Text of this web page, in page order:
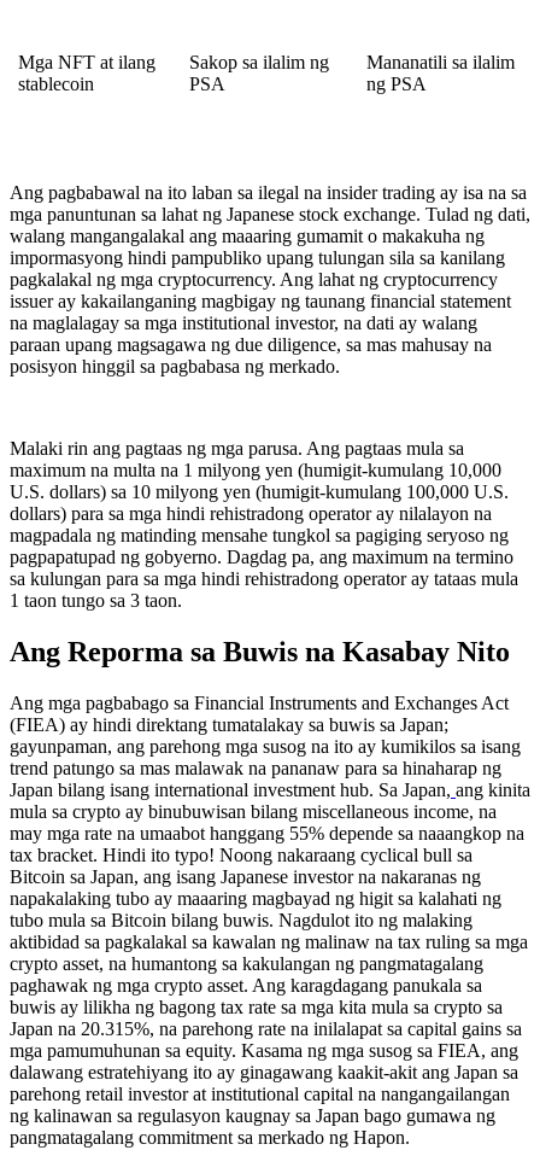
Mga NFT at ilang
stablecoin
Sakop sa ilalim ng
PSA
Mananatili sa ilalim
ng PSA
Ang pagbabawal na ito laban sa ilegal na insider trading ay isa na sa
mga panuntunan sa lahat ng Japanese stock exchange. Tulad ng dati,
walang mangangalakal ang maaaring gumamit o makakuha ng
impormasyong hindi pampubliko upang tulungan sila sa kanilang
pagkalakal ng mga cryptocurrency. Ang lahat ng cryptocurrency
issuer ay kakailanganing magbigay ng taunang financial statement
na maglalagay sa mga institutional investor, na dati ay walang
paraan upang magsagawa ng due diligence, sa mas mahusay na
posisyon hinggil sa pagbabasa ng merkado.
Malaki rin ang pagtaas ng mga parusa. Ang pagtaas mula sa
maximum na multa na 1 milyong yen (humigit-kumulang 10,000
U.S. dollars) sa 10 milyong yen (humigit-kumulang 100,000 U.S.
dollars) para sa mga hindi rehistradong operator ay nilalayon na
magpadala ng matinding mensahe tungkol sa pagiging seryoso ng
pagpapatupad ng gobyerno. Dagdag pa, ang maximum na termino
sa kulungan para sa mga hindi rehistradong operator ay tataas mula
1 taon tungo sa 3 taon.
Ang Reporma sa Buwis na Kasabay Nito
Ang mga pagbabago sa Financial Instruments and Exchanges Act
(FIEA) ay hindi direktang tumatalakay sa buwis sa Japan;
gayunpaman, ang parehong mga susog na ito ay kumikilos sa isang
trend patungo sa mas malawak na pananaw para sa hinaharap ng
Japan bilang isang international investment hub. Sa Japan, ang kinita
mula sa crypto ay binubuwisan bilang miscellaneous income, na
may mga rate na umaabot hanggang 55% depende sa naaangkop na
tax bracket. Hindi ito typo! Noong nakaraang cyclical bull sa
Bitcoin sa Japan, ang isang Japanese investor na nakaranas ng
napakalaking tubo ay maaaring magbayad ng higit sa kalahati ng
tubo mula sa Bitcoin bilang buwis. Nagdulot ito ng malaking
aktibidad sa pagkalakal sa kawalan ng malinaw na tax ruling sa mga
crypto asset, na humantong sa kakulangan ng pangmatagalang
paghawak ng mga crypto asset. Ang karagdagang panukala sa
buwis ay lilikha ng bagong tax rate sa mga kita mula sa crypto sa
Japan na 20.315%, na parehong rate na inilalapat sa capital gains sa
mga pamumuhunan sa equity. Kasama ng mga susog sa FIEA, ang
dalawang estratehiyang ito ay ginagawang kaakit-akit ang Japan sa
parehong retail investor at institutional capital na nangangailangan
ng kalinawan sa regulasyon kaugnay sa Japan bago gumawa ng
pangmatagalang commitment sa merkado ng Hapon.